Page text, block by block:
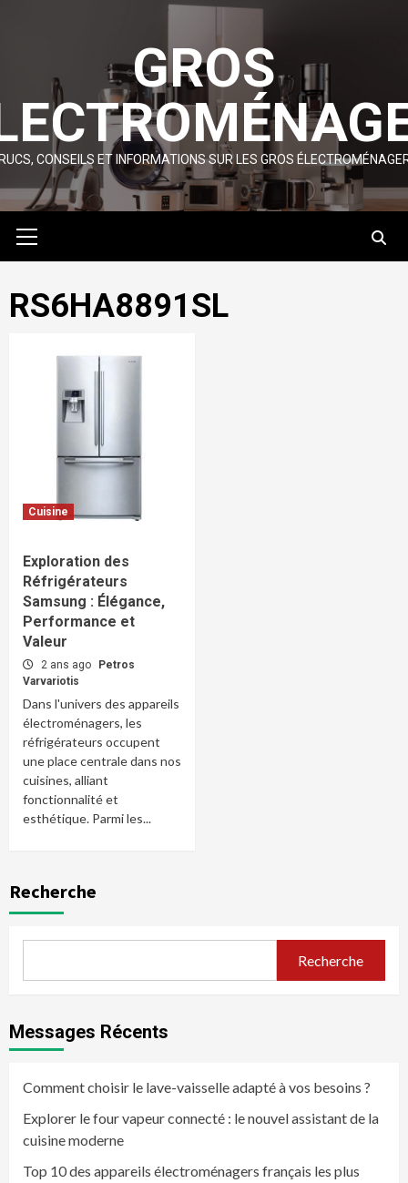
GROS
CONSEILS ET INFORMATIONS SUR LES GROS
Menu
RS6HA8891SL
Cuisine
Exploration des
Réfrigérateurs
Samsung : Élégance,
Performance et
Valeur
2 ans ago
Petros
Varvariotis
Dans l'univers des appareils
électroménagers, les
réfrigérateurs occupent
une place centrale dans nos
cuisines, alliant
fonctionnalité et
esthétique. Parmi les...
Recherche
Recherche
Messages Récents
Comment choisir le lave-vaisselle adapté à vos besoins ?
Explorer le four vapeur connecté : le nouvel assistant de la
cuisine moderne
Top 10 des appareils électroménagers français les plus